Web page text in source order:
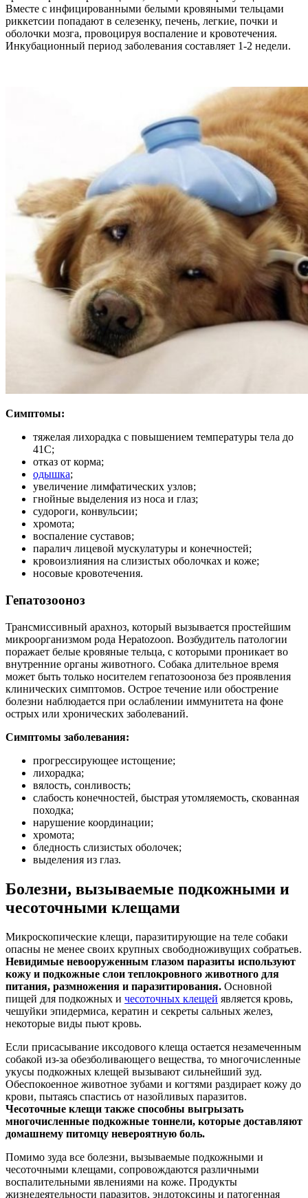
Вместе с инфицированными белыми кровяными тельцами
риккетсии попадают в селезенку, печень, легкие, почки и
оболочки мозга, провоцируя воспаление и кровотечения.
Инкубационный период заболевания составляет 1-2 недели.
Симптомы:
тяжелая лихорадка с повышением температуры тела до
41С;
отказ от корма;
одышка;
увеличение лимфатических узлов;
гнойные выделения из носа и глаз;
судороги, конвульсии;
хромота;
воспаление суставов;
паралич лицевой мускулатуры и конечностей;
кровоизлияния на слизистых оболочках и коже;
носовые кровотечения.
Гепатозооноз
Трансмиссивный арахноз, который вызывается простейшим
микроорганизмом рода Hepatozoon. Возбудитель патологии
поражает белые кровяные тельца, с которыми проникает во
внутренние органы животного. Собака длительное время
может быть только носителем гепатозооноза без проявления
клинических симптомов. Острое течение или обострение
болезни наблюдается при ослаблении иммунитета на фоне
острых или хронических заболеваний.
Симптомы заболевания:
прогрессирующее истощение;
лихорадка;
вялость, сонливость;
слабость конечностей, быстрая утомляемость, скованная
походка;
нарушение координации;
хромота;
бледность слизистых оболочек;
выделения из глаз.
Болезни, вызываемые подкожными и
чесоточными клещами
Микроскопические клещи, паразитирующие на теле собаки
опасны не менее своих крупных свободноживущих собратьев.
Невидимые невооруженным глазом паразиты используют
кожу и подкожные слои теплокровного животного для
питания, размножения и паразитирования. Основной
пищей для подкожных и чесоточных клещей является кровь,
чешуйки эпидермиса, кератин и секреты сальных желез,
некоторые виды пьют кровь.
Если присасывание иксодового клеща остается незамеченным
собакой из-за обезболивающего вещества, то многочисленные
укусы подкожных клещей вызывают сильнейший зуд.
Обеспокоенное животное зубами и когтями раздирает кожу до
крови, пытаясь спастись от назойливых паразитов.
Чесоточные клещи также способны выгрызать
многочисленные подкожные тоннели, которые доставляют
домашнему питомцу невероятную боль.
Помимо зуда все болезни, вызываемые подкожными и
чесоточными клещами, сопровождаются различными
воспалительными явлениями на коже. Продукты
жизнедеятельности паразитов, эндотоксины и патогенная